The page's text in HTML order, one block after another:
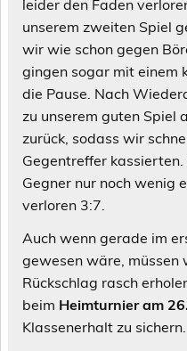
leider den Faden
unserem zweiten Spiel
wir wie schon gegen
gingen sogar mit einem
die Pause. Nach
zu unserem guten Spiel
zurück, sodass wir
Gegentreffer
Gegner nur noch wenig
verloren 3:7.
Auch wenn gerade im
gewesen wäre, müssen
Rückschlag rasch
beim Heimturnier am
Klassenerhalt zu sichern.